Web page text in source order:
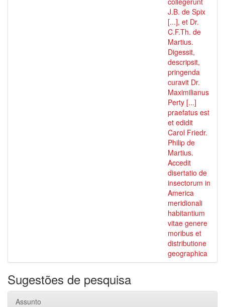
J.B. de Spix
[...], et Dr.
C.F.Th. de
Martius.
Digessit,
descripsit,
pringenda
curavit Dr.
Maximilianus
Perty [...]
praefatus est
et edidit
Carol Friedr.
Philip de
Martius.
Accedit
disertatio de
insectorum in
America
meridionali
habitantium
vitae genere
moribus et
distributione
geographica
Sugestões de pesquisa
Assunto